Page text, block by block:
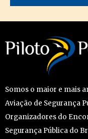
Somos o maior e mais
Aviação de Segurança
Organizadores do
Segurança Pública do